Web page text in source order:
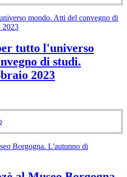
tutto l'universo
di studi.
2023